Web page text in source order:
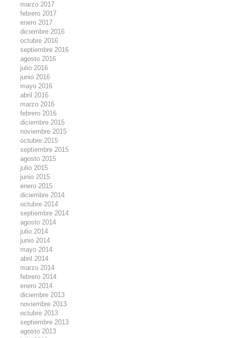
marzo 2017
febrero 2017
enero 2017
diciembre 2016
octubre 2016
septiembre 2016
agosto 2016
julio 2016
junio 2016
mayo 2016
abril 2016
marzo 2016
febrero 2016
diciembre 2015
noviembre 2015
octubre 2015
septiembre 2015
agosto 2015
julio 2015
junio 2015
enero 2015
diciembre 2014
octubre 2014
septiembre 2014
agosto 2014
julio 2014
junio 2014
mayo 2014
abril 2014
marzo 2014
febrero 2014
enero 2014
diciembre 2013
noviembre 2013
octubre 2013
septiembre 2013
agosto 2013